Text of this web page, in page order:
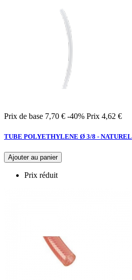
Prix de base 7,70 € -40% Prix 4,62 €
TUBE POLYETHYLENE Ø 3/8 - NATUREL
Ajouter au panier
Prix réduit